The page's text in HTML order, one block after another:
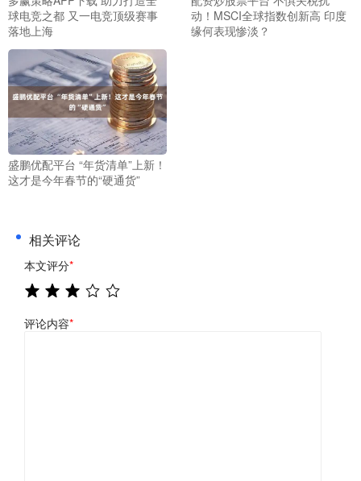
球电竞之都 又一电竞顶级赛事
落地上海
动！MSCI全球指数创新高 印度
缘何表现惨淡？
盛鹏优配平台 “年货清单”上新！
这才是今年春节的“硬通货”
相关评论
本文评分*
评论内容*